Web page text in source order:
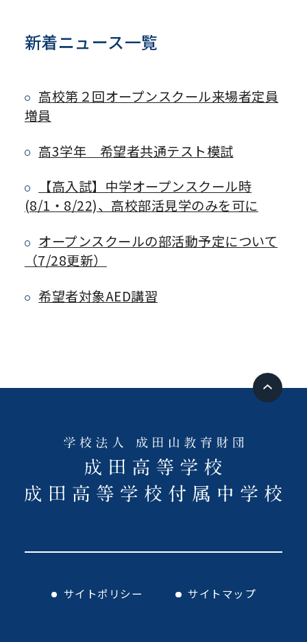
新着ニュース一覧
高校第２回オープンスクール来場者定員
増員
高3学年 希望者共通テスト模試
【高入試】中学オープンスクール時
(8/1・8/22)、高校部活見学のみを可に
オープンスクールの部活動予定について
（7/28更新）
希望者対象AED講習
サイトポリシー サイトマップ